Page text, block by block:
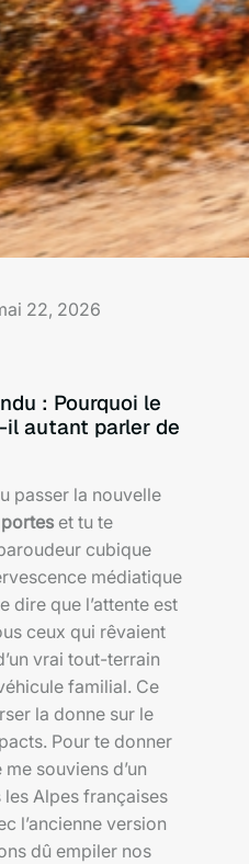
22, 2026
: Pourquoi le
autant parler de
passer la nouvelle
et tu te
cubique
médiatique
dire que l’attente est
ceux qui rêvaient
vrai tout-terrain
familial. Ce
la donne sur le
Pour te donner
souviens d’un
Alpes françaises
l’ancienne version
dû empiler nos